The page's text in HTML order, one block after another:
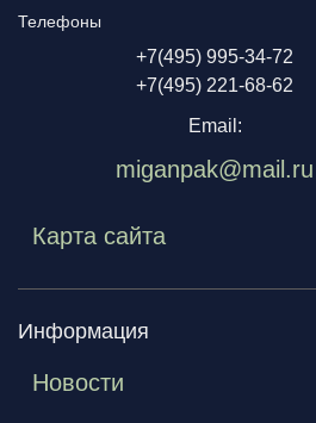
Телефоны
+7(495) 995-34-72
+7(495) 221-68-62
Email:
miganpak@mail.ru
Карта сайта
Информация
Новости